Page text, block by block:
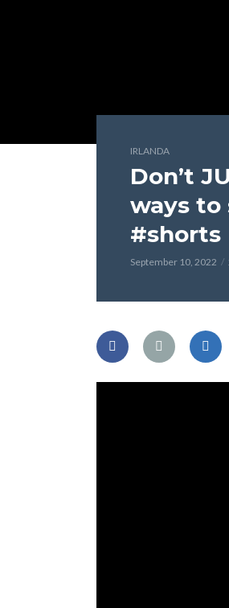
IRLANDA
Don’t
ways to
#shorts
September 10, 2022